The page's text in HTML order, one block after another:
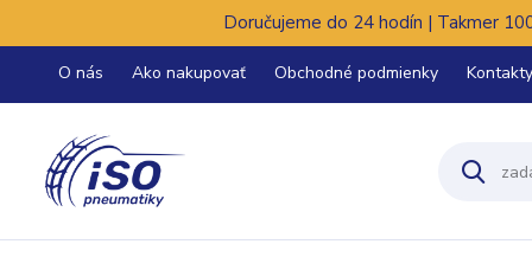
Doručujeme do 24 hodín | Takmer
O nás Ako nakupovať Obchodné podmienky Kontakty